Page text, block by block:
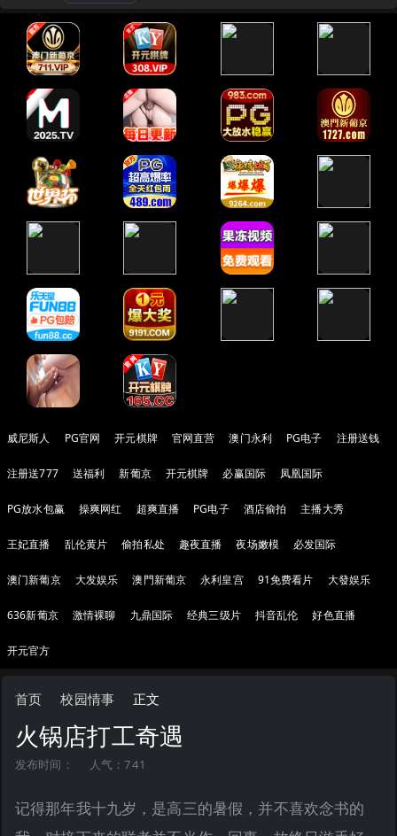
威尼斯人 PG官网 开元棋牌 官网直营 澳门永利 PG电子 注册送钱
注册送777 送福利 新葡京 开元棋牌 必赢国际 凤凰国际
PG放水包赢 操爽网红 超爽直播 PG电子 酒店偷拍 主播大秀
王妃直播 乱伦黄片 偷拍私处 趣夜直播 夜场嫩模 必发国际
澳门新葡京 大发娱乐 澳門新葡京 永利皇宫 91免费看片 大發娱乐
636新葡京 激情裸聊 九鼎国际 经典三级片 抖音乱伦 好色直播
开元官方
首页 校园情事 正文
火锅店打工奇遇
发布时间： 人气：741
记得那年我十九岁，是高三的暑假，并不喜欢念书的